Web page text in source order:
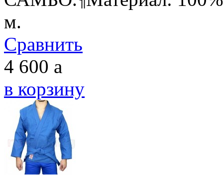
м.
Сравнить
4 600 a
в корзину